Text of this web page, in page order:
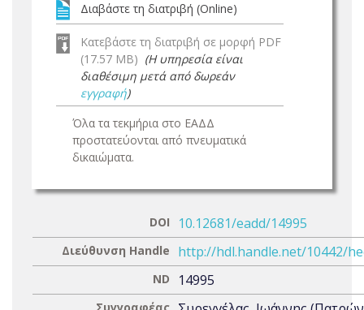
Διαβάστε τη διατριβή (Online)
Κατεβάστε τη διατριβή σε μορφή PDF
(17.57 MB) (Η υπηρεσία είναι
διαθέσιμη μετά από δωρεάν
εγγραφή)
Όλα τα τεκμήρια στο ΕΑΔΔ
προστατεύονται από πνευματικά
δικαιώματα.
DOI 10.12681/eadd/14995
Διεύθυνση Handle http://hdl.handle.net/10442/
ND 14995